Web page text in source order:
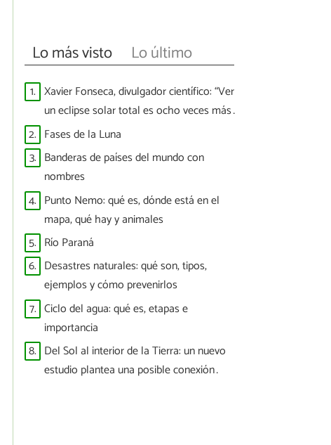
Lo más visto Lo último
1. Xavier Fonseca, divulgador científico: “Ver
un eclipse solar total es ocho veces más
difícil que ver a España ganar un Mundial”
2. Fases de la Luna
3. Banderas de países del mundo con
nombres
4. Punto Nemo: qué es, dónde está en el
mapa, qué hay y animales
5. Río Paraná
6. Desastres naturales: qué son, tipos,
ejemplos y cómo prevenirlos
7. Ciclo del agua: qué es, etapas e
importancia
8. Del Sol al interior de la Tierra: un nuevo
estudio plantea una posible conexión